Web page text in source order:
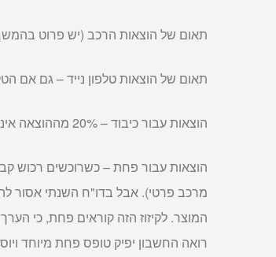
תאום של הוצאות הרכב (יש פרוט בהמשך.
תאום של הוצאות טלפון נייד – גם אם
הוצאות עבור כיבוד – 20% מההוצאה אינו מוכר לצרכי מס.
הוצאות עבור פחת – כשרוכשים רכוש
מרכב פרטי). אבל בדו"ח השנתי אסור
המוצר. לקיזוז הזה קוראים פחת, כי
רואה החשבון יפיק טופס פחת מיוחד